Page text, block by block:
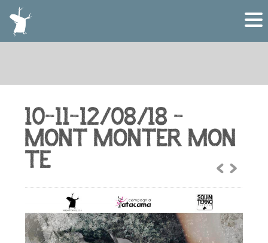
10-11-12/08/18 –
MONT MONTER MON
TE